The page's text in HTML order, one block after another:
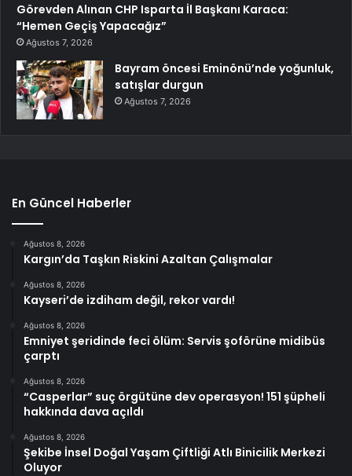
Görevden Alınan CHP Isparta İl Başkanı Karaca:
“Hemen Geçiş Yapacağız”
Ağustos 7, 2026
Bayram öncesi Eminönü’nde yoğunluk,
satışlar durgun
Ağustos 7, 2026
En Güncel Haberler
Ağustos 8, 2026
Kargın’da Taşkın Riskini Azaltan Çalışmalar
Ağustos 8, 2026
Kayseri’de izdiham değil, rekor vardı!
Ağustos 8, 2026
Emniyet şeridinde feci ölüm: Servis şoförüne midibüs
çarptı
Ağustos 8, 2026
“Casperlar” suç örgütüne dev operasyon! 151 şüpheli
hakkında dava açıldı
Ağustos 8, 2026
Şekibe İnsel Doğal Yaşam Çiftliği Atlı Binicilik Merkezi
Oluyor